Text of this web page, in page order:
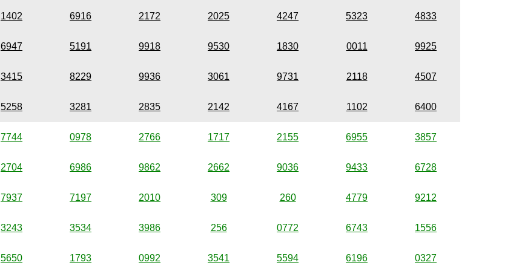
1402 6916 2172 2025 4247 5323 4833
6947 5191 9918 9530 1830 0011 9925
3415 8229 9936 3061 9731 2118 4507
5258 3281 2835 2142 4167 1102 6400
7744 0978 2766 1717 2155 6955 3857
2704 6986 9862 2662 9036 9433 6728
7937 7197 2010 309 260 4779 9212
3243 3534 3986 256 0772 6743 1556
5650 1793 0992 3541 5594 6196 0327